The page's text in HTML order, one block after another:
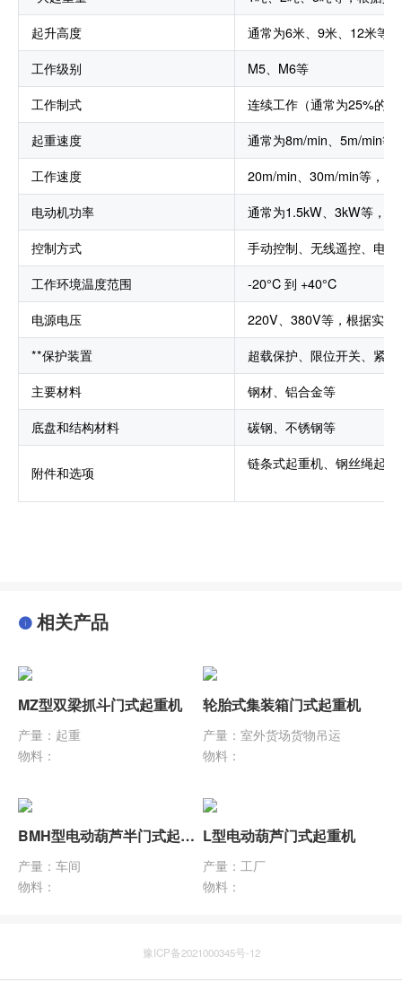
起升高度
通常为6米、9米、12米等
工作级别
M5、M6等
工作制式
连续工作（通常为25%的
起重速度
通常为8m/min、5m/min等
工作速度
20m/min、30m/min等，取
电动机功率
通常为1.5kW、3kW等，
控制方式
手动控制、无线遥控、电
工作环境温度范围
-20°C 到 +40°C
电源电压
220V、380V等，根据实际
**保护装置
超载保护、限位开关、紧
主要材料
钢材、铝合金等
底盘和结构材料
碳钢、不锈钢等
附件和选项
链条式起重机、钢丝绳起
相关产品
MZ型双梁抓斗门式起重机
产量：起重
物料：
轮胎式集装箱门式起重机
产量：室外货场货物吊运
物料：
BMH型电动葫芦半门式起重机
产量：车间
物料：
L型电动葫芦门式起重机
产量：工厂
物料：
豫ICP备2021000345号-12